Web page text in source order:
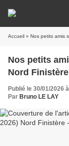
Accueil » Nos petits amis
Nos petits
Nord
Publié le 30/01/2026
Par Bruno LE LAY